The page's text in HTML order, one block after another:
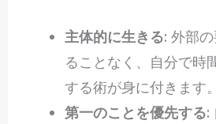
主体的に生きる: 外部
ることなく、自分で時
する術が身に付きます。
第一のことを優先する: